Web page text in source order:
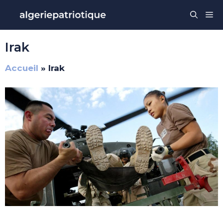
contenu
Irak
Accueil » Irak